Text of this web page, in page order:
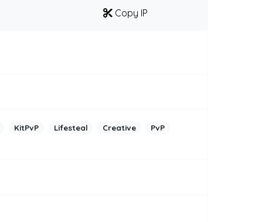
Copy IP
KitPvP Lifesteal Creative
PvP